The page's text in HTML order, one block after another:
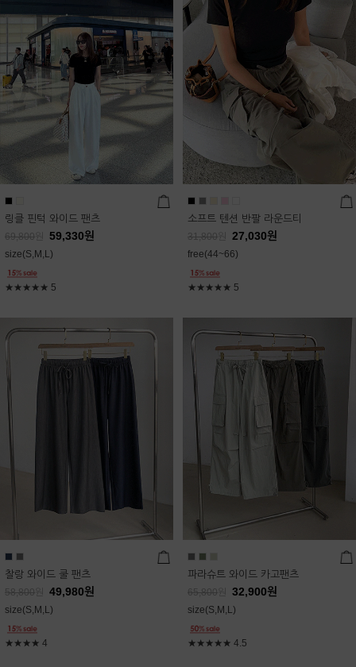
링클 핀턱 와이드 팬츠
69,800 59,330원
size(S,M,L)
★★★★★ 5
소프트 텐션 반팔 라운드티
31,800 27,030원
free(44~66)
★★★★★ 5
찰랑 와이드 쿨 팬츠
58,800 49,980원
size(S,M,L)
★★★★ 4
파라슈트 와이드 카고팬츠
65,800 32,900원
size(S,M,L)
★★★★★ 4.5